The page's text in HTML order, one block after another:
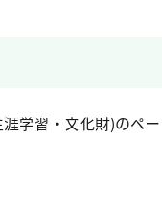
学習・文化財)のペー